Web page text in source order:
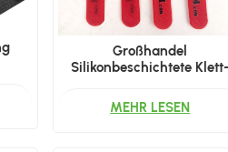
Großhandel
Silikonbeschichtete Klett-
MEHR LESEN